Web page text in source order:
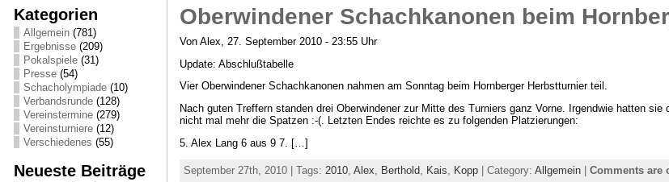
Kategorien
Allgemein(781)
Ergebnisse(209)
Pokalspiele(31)
Presse(54)
Schacholympiade(10)
Verbandsrunde(128)
Vereinstermine(279)
Vereinsturniere(12)
Verschiedenes (55)
Neueste Beiträge
Oberwindener Schachkanonen beim
Von Alex, 27. September 2010 - 23:55 Uhr
Update: Abschlußtabelle
Vier Oberwindener Schachkanonen nahmen am Sonntag beim Hornberger Herbstturnier teil.
Nach guten Treffern standen drei Oberwindener zur Mitte des Turniers ganz Vorne. Irgendwie hatten
nicht mal mehr die Spatzen :-(. Letzten Endes reichte es zu folgenden Platzierungen:
5. Alex Lang 6 aus 9 7. […]
September 27th, 2010 | Tags: 2010, Alex Berthold, Kais Kopp| Category: Allgemein| Comments are